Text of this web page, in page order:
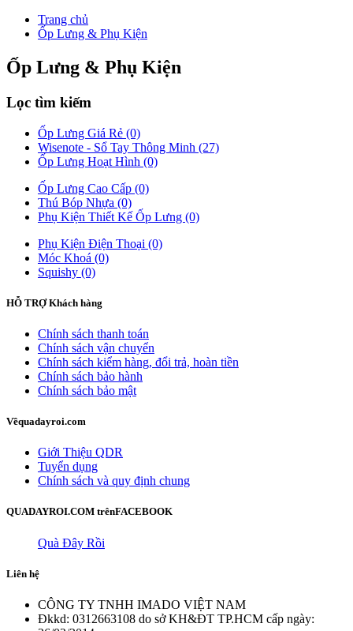
Trang chủ
Ốp Lưng & Phụ Kiện
Ốp Lưng & Phụ Kiện
Lọc tìm kiếm
Ốp Lưng Giá Rẻ (0)
Wisenote - Sổ Tay Thông Minh (27)
Ốp Lưng Hoạt Hình (0)
Ốp Lưng Cao Cấp (0)
Thú Bóp Nhựa (0)
Phụ Kiện Thiết Kế Ốp Lưng (0)
Phụ Kiện Điện Thoại (0)
Móc Khoá (0)
Squishy (0)
HỖ TRỢKhách hàng
Chính sách thanh toán
Chính sách vận chuyển
Chính sách kiểm hàng, đổi trả, hoàn tiền
Chính sách bảo hành
Chính sách bảo mật
Vềquadayroi.com
Giới Thiệu QDR
Tuyển dụng
Chính sách và quy định chung
QUADAYROI.COM trênFACEBOOK
Quà Đây Rồi
Liên hệ
CÔNG TY TNHH IMADO VIỆT NAM
Đkkd: 0312663108 do sở KH&ĐT TP.HCM cấp ngày: